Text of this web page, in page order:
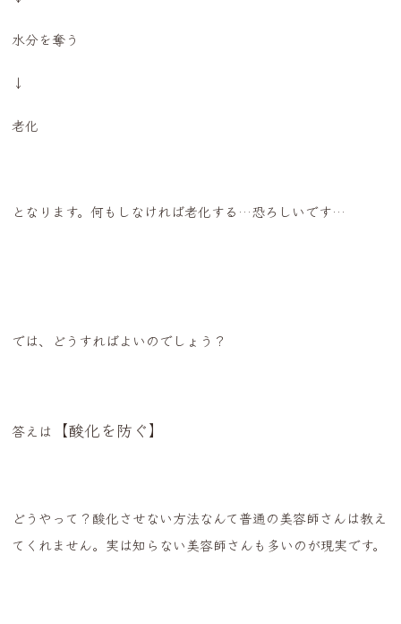
水分を奪う
↓
老化
となります。何もしなければ老化する…恐ろしいです…
では、どうすればよいのでしょう？
答えは 【酸化を防ぐ】
どうやって？酸化させない方法なんて普通の美容師さんは教え
てくれません。実は知らない美容師さんも多いのが現実です。